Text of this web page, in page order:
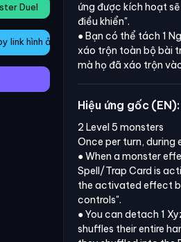
Duel
link hình ảnh
ứng được kích hoạt
điều khiển".
● Bạn có thể tách 1
xáo trộn toàn bộ bài
mà họ đã xáo trộn
Hiệu ứng gốc (EN):
2 Level 5 monsters
Once per turn, during
● When a monster
Spell/Trap Card is
the activated effect
controls".
● You can detach 1
shuffles their entire